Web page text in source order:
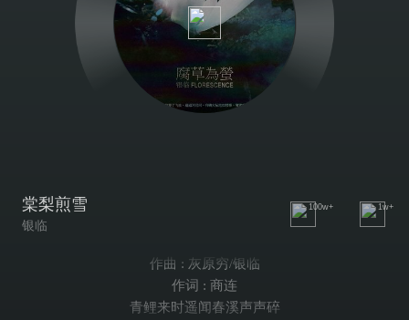
棠梨煎雪
银临
100w+ 1w+
作曲 : 灰原穷/银临
作词 : 商连
青鲤来时遥闻春溪声声碎